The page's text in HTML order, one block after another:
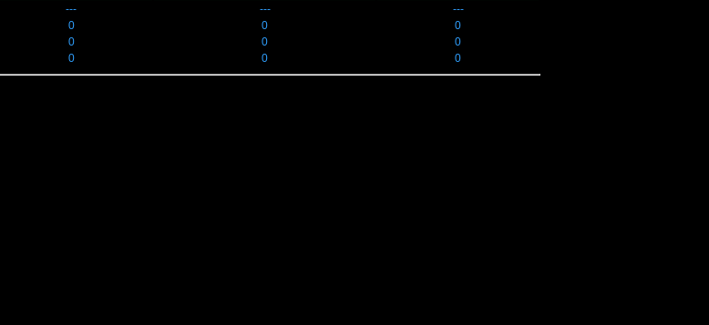
--- ---
---
0 0
0
0 0
0
0 0 0